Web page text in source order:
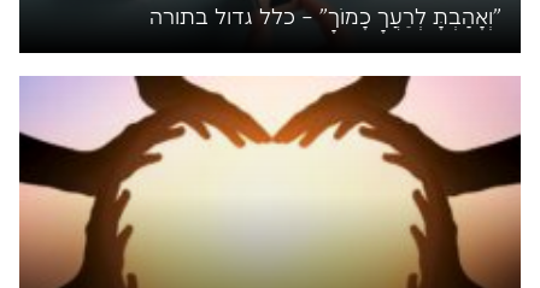
"וְאָהַבְתָּ לְרֵעֲךָ כָּמוֹךָ" – כלל גדול בתורה